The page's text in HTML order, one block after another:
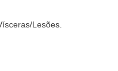
Lesões.